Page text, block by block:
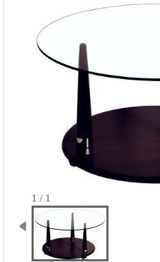
1 / 1